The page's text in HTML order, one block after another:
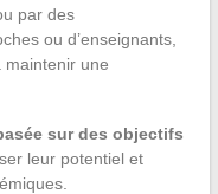
par des
ou d’enseignants,
maintenir une
sur des objectifs
leur potentiel et